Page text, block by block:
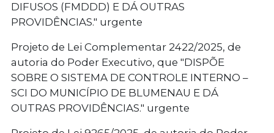
DIFUSOS (FMDDD) E DÁ OUTRAS
PROVIDÊNCIAS." urgente
Projeto de Lei Complementar 2422/2025, de
autoria do Poder Executivo, que "DISPÕE
SOBRE O SISTEMA DE CONTROLE INTERNO –
SCI DO MUNICÍPIO DE BLUMENAU E DÁ
OUTRAS PROVIDÊNCIAS." urgente